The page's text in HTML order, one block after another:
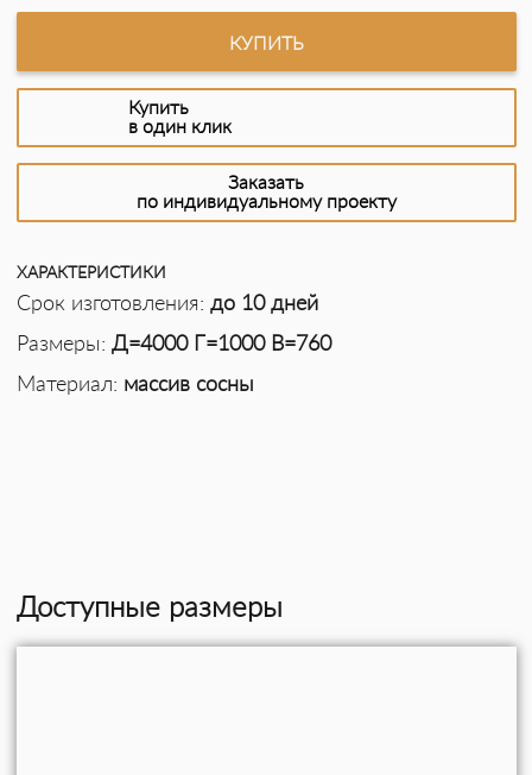
КУПИТЬ
Купить
в один клик
Заказать
по индивидуальному проекту
ХАРАКТЕРИСТИКИ
Срок изготовления: до 10 дней
Размеры: Д=4000 Г=1000 В=760
Материал: массив сосны
Доступные размеры